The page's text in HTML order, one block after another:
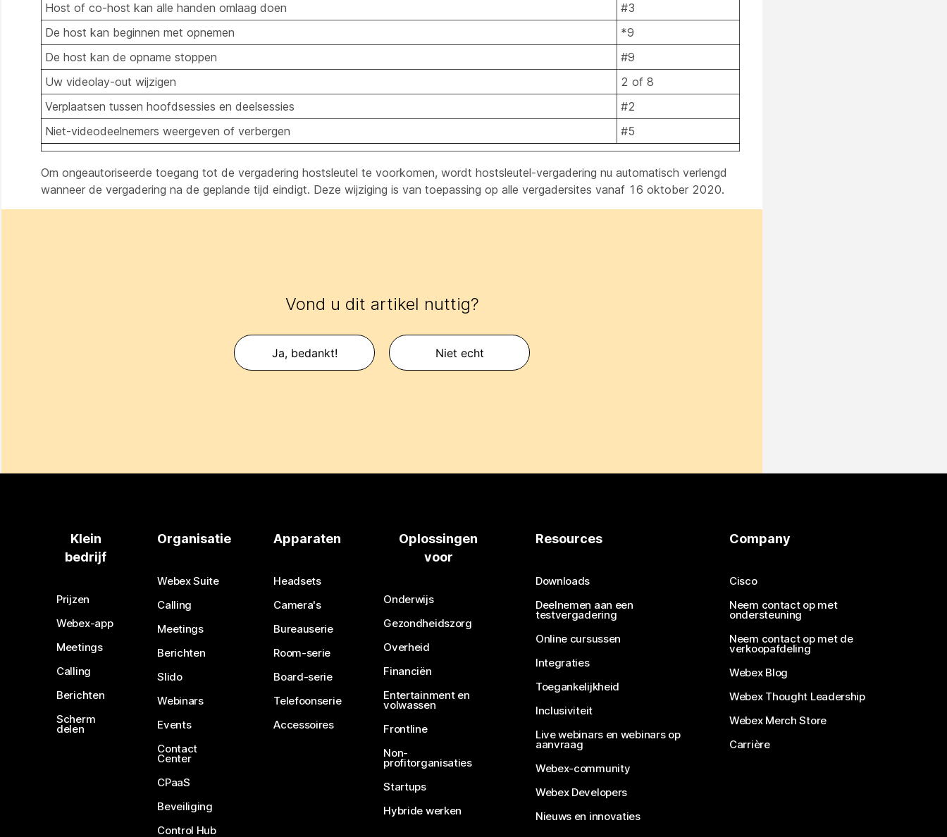
Host of co-host kan alle handen omlaag doen
#3
De host kan beginnen met opnemen
*9
De host kan de opname stoppen
#9
Uw videolay-out wijzigen
2 of 8
Verplaatsen tussen hoofdsessies en deelsessies
#2
Niet-videodeelnemers weergeven of verbergen
#5
Om ongeautoriseerde toegang tot de vergadering hostsleutel te voorkomen, wordt hostsleutel-vergadering nu automatisch verlengd
wanneer de vergadering na de geplande tijd eindigt. Deze wijziging is van toepassing op alle vergadersites vanaf 16 oktober 2020.
Vond u dit artikel nuttig?
Ja, bedankt! Niet echt
Klein
bedrijf
Prijzen
Webex-app
Meetings
Calling
Berichten
Scherm
delen
Organisatie
Webex Suite
Calling
Meetings
Berichten
Slido
Webinars
Events
Contact
Center
CPaaS
Beveiliging
Control Hub
Apparaten
Headsets
Camera's
Bureauserie
Room-serie
Board-serie
Telefoonserie
Accessoires
Oplossingen
voor
Onderwijs
Gezondheidszorg
Overheid
Financiën
Entertainment en
volwassen
Frontline
Non-
profitorganisaties
Startups
Hybride werken
Resources
Downloads
Deelnemen aan een
testvergadering
Online cursussen
Integraties
Toegankelijkheid
Inclusiviteit
Live webinars en webinars op
aanvraag
Webex-community
Webex Developers
Nieuws en innovaties
Company
Cisco
Neem contact op met
ondersteuning
Neem contact op met de
verkoopafdeling
Webex Blog
Webex Thought Leadership
Webex Merch Store
Carrière